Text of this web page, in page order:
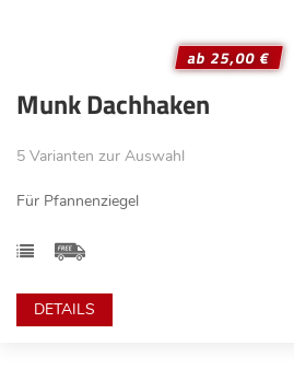
ab 25,00 €
Munk Dachhaken
5 Varianten zur Auswahl
Für Pfannenziegel
DETAILS